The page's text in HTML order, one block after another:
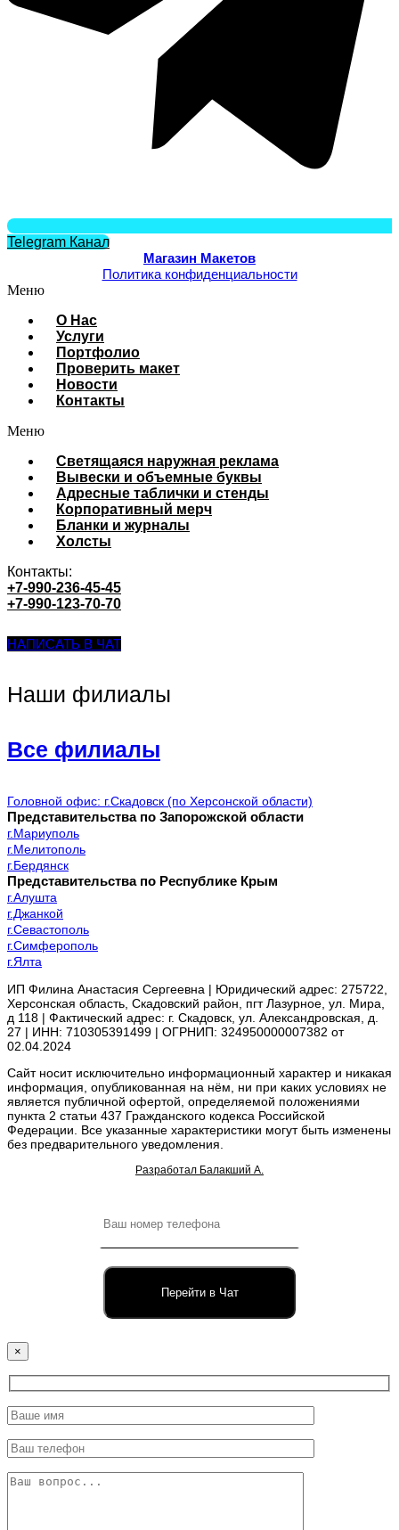
Telegram Канал
Магазин Макетов
Политика конфиденциальности
Меню
О Нас
Услуги
Портфолио
Проверить макет
Новости
Контакты
Меню
Cветящаяся наружная реклама
Вывески и объемные буквы
Адресные таблички и стенды
Корпоративный мерч
Бланки и журналы
Холсты
Контакты:
+7-990-236-45-45
+7-990-123-70-70
НАПИСАТЬ В ЧАТ
Наши филиалы
Все филиалы
Головной офис: г.Скадовск (по Херсонской области)
Представительства по Запорожской области
г.Мариуполь
г.Мелитополь
г.Бердянск
Представительства по Республике Крым
г.Алушта
г.Джанкой
г.Севастополь
г.Симферополь
г.Ялта
ИП Филина Анастасия Сергеевна | Юридический адрес: 275722,
Херсонская область, Скадовский район, пгт Лазурное, ул. Мира,
д 118 | Фактический адрес: г. Скадовск, ул. Александровская, д.
27 | ИНН: 710305391499 | ОГРНИП: 324950000007382 от
02.04.2024
Сайт носит исключительно информационный характер и никакая
информация, опубликованная на нём, ни при каких условиях не
является публичной офертой, определяемой положениями
пункта 2 статьи 437 Гражданского кодекса Российской
Федерации. Все указанные характеристики могут быть изменены
без предварительного уведомления.
Разработал Балакший А.
Перейти в Чат
×